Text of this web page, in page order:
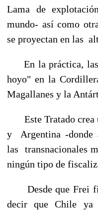
Lama de
mundo- así como
se proyectan en las
En la práctica, las
hoyo" en la
Magallanes y la
Este Tratado crea
y Argentina -donde
las transnacionales
ningún tipo de
Desde que Frei
decir que Chile